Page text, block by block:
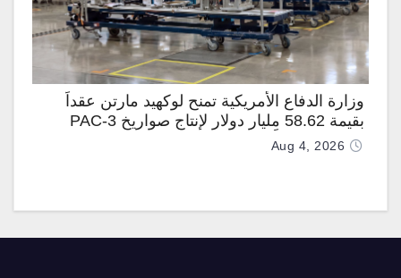
وزارة الدفاع الأمريكية تمنح لوكهيد مارتن عقداً
بقيمة 58.62 مليار دولار لإنتاج صواريخ PAC-3
المطوّرة دعماً لـ “ترسانة الحرية”
Aug 4, 2026